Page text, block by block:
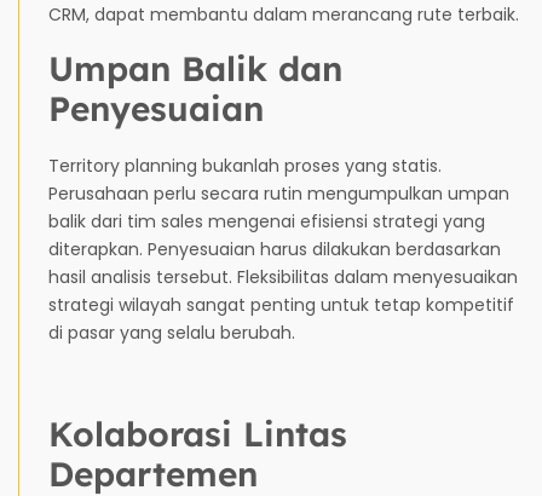
CRM, dapat membantu dalam merancang rute terbaik.
Umpan Balik dan
Penyesuaian
Territory planning bukanlah proses yang statis.
Perusahaan perlu secara rutin mengumpulkan umpan
balik dari tim sales mengenai efisiensi strategi yang
diterapkan. Penyesuaian harus dilakukan berdasarkan
hasil analisis tersebut. Fleksibilitas dalam menyesuaikan
strategi wilayah sangat penting untuk tetap kompetitif
di pasar yang selalu berubah.
Kolaborasi Lintas
Departemen